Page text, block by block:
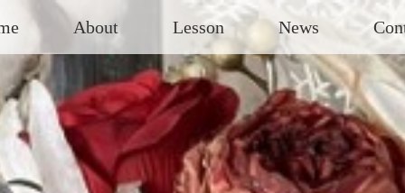
About Lesson News